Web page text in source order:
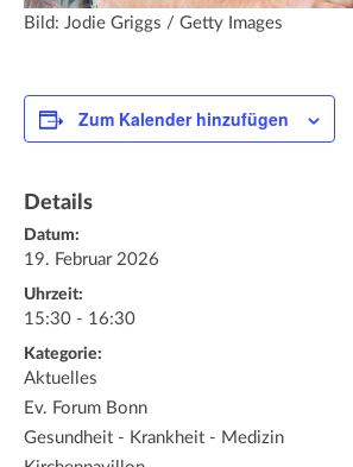
Bild: Jodie Griggs / Getty Images
Zum Kalender hinzufügen
Details
Datum:
19. Februar 2026
Uhrzeit:
15:30 - 16:30
Kategorie:
Aktuelles
Ev. Forum Bonn
Gesundheit - Krankheit - Medizin